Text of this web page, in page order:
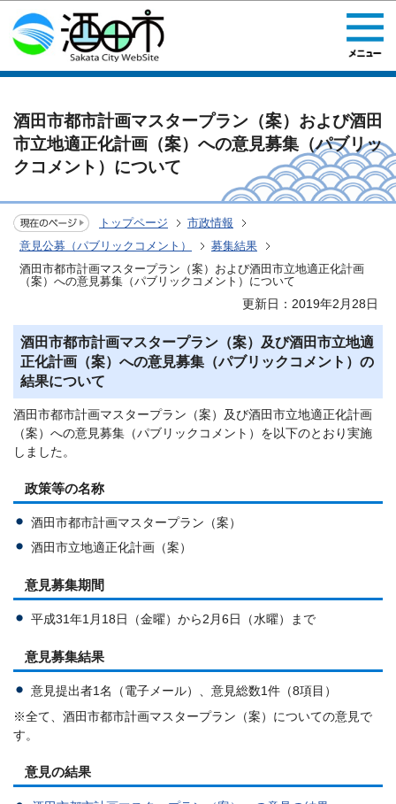
このページの本文へ移動
酒田市都市計画マスタープラン（案）および酒田
市立地適正化計画（案）への意見募集（パブリッ
クコメント）について
トップページ
市政情報
意見公募（パブリックコメント）
募集結果
酒田市都市計画マスタープラン（案）および酒田市立地適正化計画
（案）への意見募集（パブリックコメント）について
更新日：2019年2月28日
酒田市都市計画マスタープラン（案）及び酒田市立地適
正化計画（案）への意見募集（パブリックコメント）の
結果について
酒田市都市計画マスタープラン（案）及び酒田市立地適正化計画
（案）への意見募集（パブリックコメント）を以下のとおり実施
しました。
政策等の名称
酒田市都市計画マスタープラン（案）
酒田市立地適正化計画（案）
意見募集期間
平成31年1月18日（金曜）から2月6日（水曜）まで
意見募集結果
意見提出者1名（電子メール）、意見総数1件（8項目）
※全て、酒田市都市計画マスタープラン（案）についての意見で
す。
意見の結果